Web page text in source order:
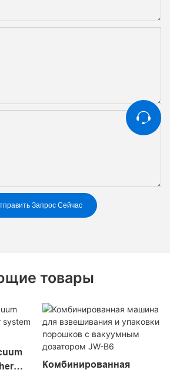
Запрос Сейчас
товары
Комбинированная